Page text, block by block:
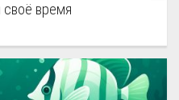
время